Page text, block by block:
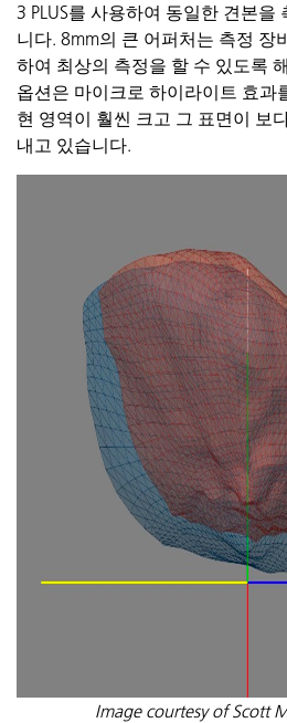
3 PLUS를 사용하여 동일한 견본을
니다. 8mm의 큰 어퍼처는 측정 장
하여 최상의 측정을 할 수 있도록
옵션은 마이크로 하이라이트 효과
현 영역이 훨씬 크고 그 표면이 보
내고 있습니다.
Image courtesy of Scott